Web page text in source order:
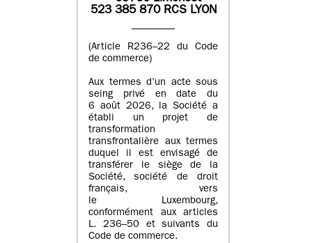
523 385 870 RCS LYON
(Article R236–22 du Code
de commerce)
Aux termes d’un acte sous
seing privé en date du
6 août 2026, la Société a
établi un projet de
transformation
transfrontalière aux termes
duquel il est envisagé de
transférer le siège de la
Société, société de droit
français, vers
le Luxembourg,
conformément aux articles
L. 236–50 et suivants du
Code de commerce.